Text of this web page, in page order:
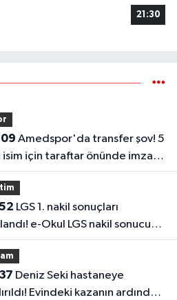
21:30
isim için taraftar önünde imza
e-Okul LGS nakil sonucu
ekranı
Evindeki kazanın ardından